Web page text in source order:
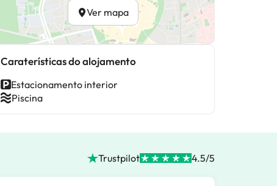
Ver mapa
Caraterísticas do alojamento
Estacionamento interior
Piscina
Trustpilot 4.5/5